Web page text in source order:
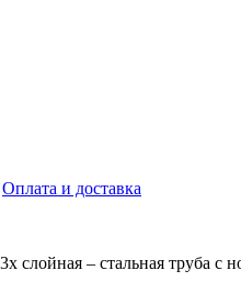
Оплата и доставка
слойная – стальная труба